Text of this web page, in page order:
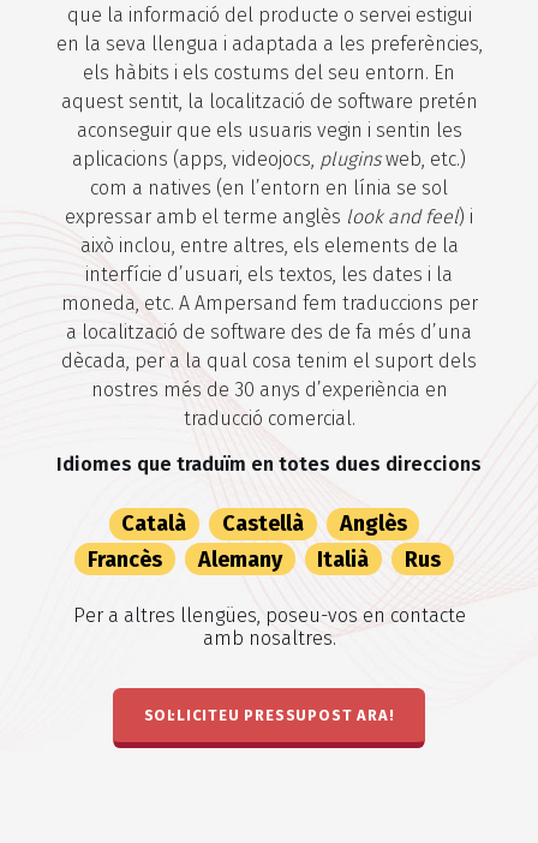
que la informació del producte o servei estigui
en la seva llengua i adaptada a les preferències,
els hàbits i els costums del seu entorn. En
aquest sentit, la localització de software pretén
aconseguir que els usuaris vegin i sentin les
aplicacions (apps, videojocs, pluginsweb, etc.)
com a natives (en l’entorn en línia se sol
expressar amb el terme anglès look and feel) i
això inclou, entre altres, els elements de la
interfície d’usuari, els textos, les dates i la
moneda, etc. A Ampersand fem traduccions per
a localització de software des de fa més d’una
dècada, per a la qual cosa tenim el suport dels
nostres més de 30 anys d’experiència en
traducció comercial.
Idiomes que traduïm en totes dues direccions
Català Castellà
Anglès
Francès
Alemany Italià Rus
Per a altres llengües, poseu-vos en contacte
amb nosaltres.
SOL·LICITEU PRESSUPOST ARA!